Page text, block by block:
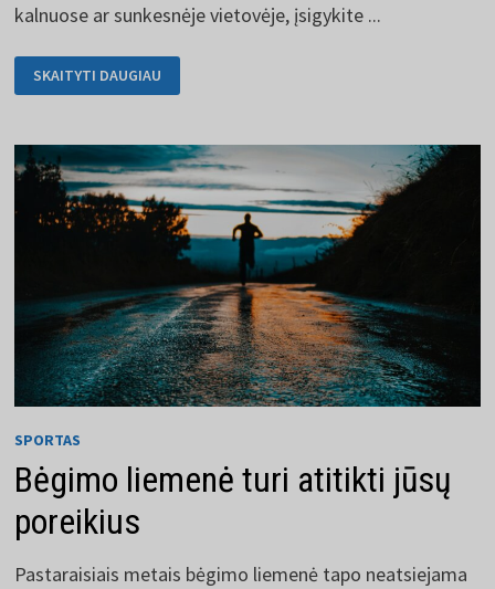
kalnuose ar sunkesnėje vietovėje, įsigykite ...
TREKO
BATAI
TURI
SKAITYTI DAUGIAU
SPORTAS
Bėgimo liemenė turi atitikti jūsų
poreikius
Pastaraisiais metais bėgimo liemenė tapo neatsiejama